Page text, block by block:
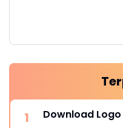
Download Logo